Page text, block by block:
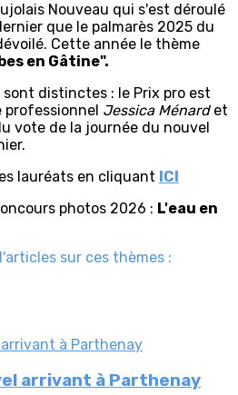
Nouveau qui s'est déroulé
que le palmarès 2025 du
Cette année le thème
en Gâtine".
distinctes : le Prix pro est
professionnel Jessica Ménardet
vote de la journée du nouvel
lauréats en cliquant ICI
photos 2026 : L'eau en
sur ces thèmes :
arrivant à Parthenay